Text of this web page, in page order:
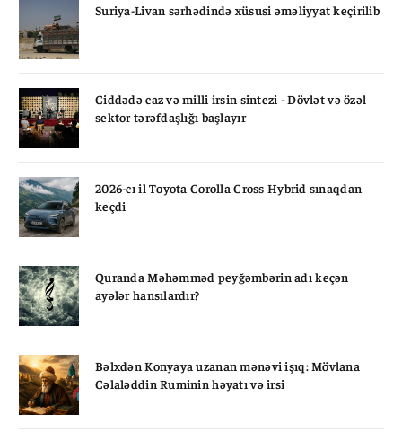
Suriya-Livan sərhədində xüsusi əməliyyat keçirilib
Ciddədə caz və milli irsin sintezi - Dövlət və özəl
sektor tərəfdaşlığı başlayır
2026-cı il Toyota Corolla Cross Hybrid sınaqdan
keçdi
Quranda Məhəmməd peyğəmbərin adı keçən
ayələr hansılardır?
Bəlxdən Konyaya uzanan mənəvi işıq: Mövlana
Cəlaləddin Ruminin həyatı və irsi